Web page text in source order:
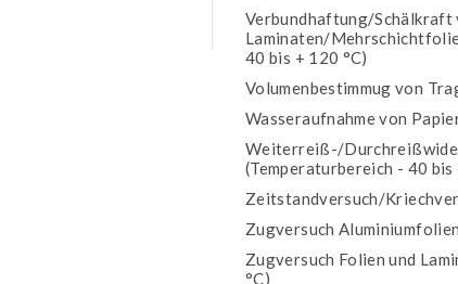
Verbundhaftung/Schälkraft
Laminaten/
40 bis + 120 °C)
Volumenbestimmug von
Wasseraufnahme von
Weiterreiß-/
(Temperaturbereich - 40 bis
Zeitstandversuch/
Zugversuch Aluminiumfolien
Zugversuch Folien und
°C)